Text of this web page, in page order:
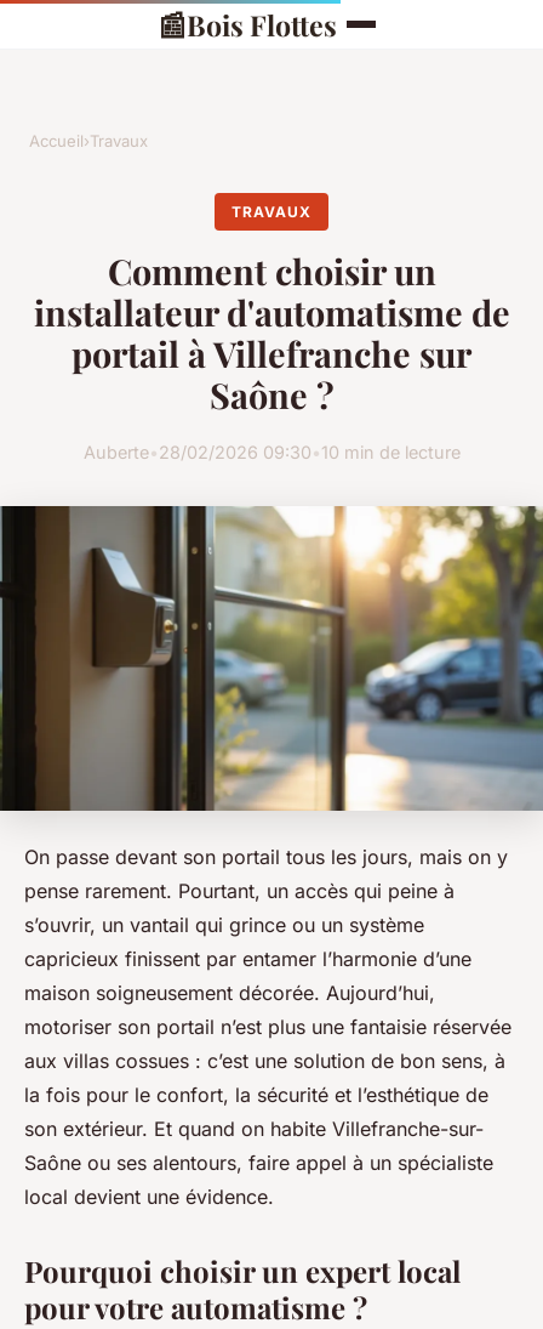
📰Bois Flottes
Accueil›Travaux
TRAVAUX
Comment choisir un
installateur d'automatisme de
portail à Villefranche sur
Saône ?
Auberte•28/02/2026 09:30•10 min de lecture
On passe devant son portail tous les jours, mais on y
pense rarement. Pourtant, un accès qui peine à
s’ouvrir, un vantail qui grince ou un système
capricieux finissent par entamer l’harmonie d’une
maison soigneusement décorée. Aujourd’hui,
motoriser son portail n’est plus une fantaisie réservée
aux villas cossues : c’est une solution de bon sens, à
la fois pour le confort, la sécurité et l’esthétique de
son extérieur. Et quand on habite Villefranche-sur-
Saône ou ses alentours, faire appel à un spécialiste
local devient une évidence.
Pourquoi choisir un expert local
pour votre automatisme ?